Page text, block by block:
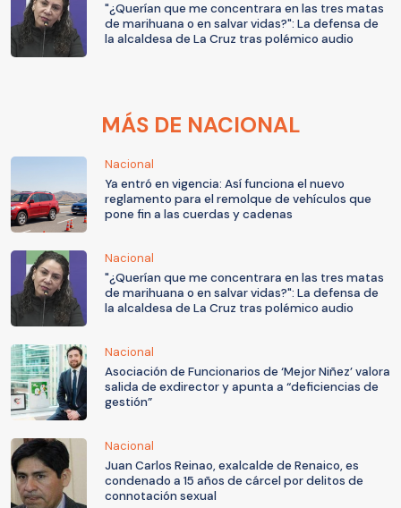
"¿Querían que me concentrara en las tres matas
de marihuana o en salvar vidas?": La defensa de
la alcaldesa de La Cruz tras polémico audio
MÁS DE NACIONAL
Nacional
Ya entró en vigencia: Así funciona el nuevo
reglamento para el remolque de vehículos que
pone fin a las cuerdas y cadenas
Nacional
"¿Querían que me concentrara en las tres matas
de marihuana o en salvar vidas?": La defensa de
la alcaldesa de La Cruz tras polémico audio
Nacional
Asociación de Funcionarios de ‘Mejor Niñez’ valora
salida de exdirector y apunta a “deficiencias de
gestión”
Nacional
Juan Carlos Reinao, exalcalde de Renaico, es
condenado a 15 años de cárcel por delitos de
connotación sexual